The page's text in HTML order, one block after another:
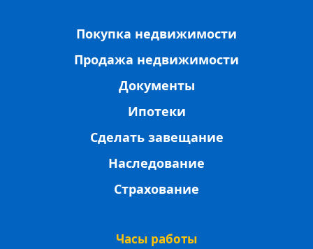
Покупка недвижимости
Продажа недвижимости
Документы
Ипотеки
Сделать завещание
Наследование
Страхование
Часы работы